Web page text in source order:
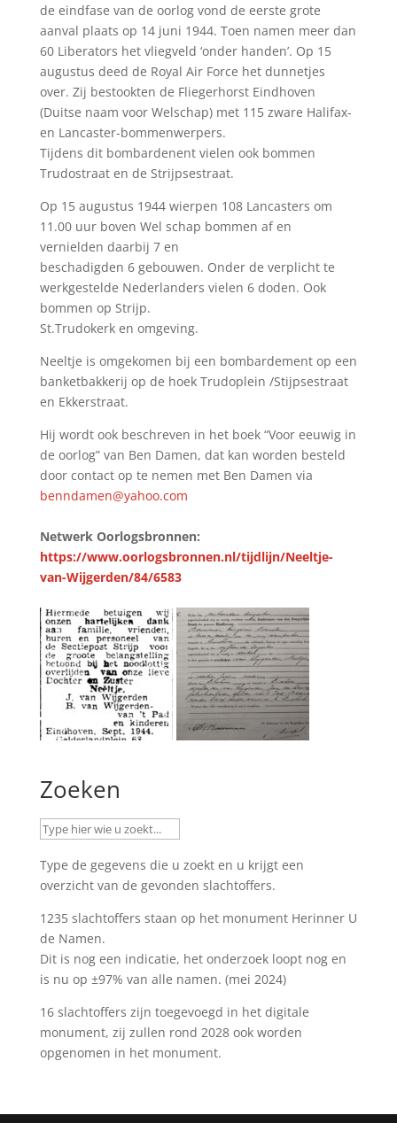
de eindfase van de oorlog vond de eerste grote
aanval plaats op 14 juni 1944. Toen namen meer dan
60 Liberators het vliegveld ‘onder handen’. Op 15
augustus deed de Royal Air Force het dunnetjes
over. Zij bestookten de Fliegerhorst Eindhoven
(Duitse naam voor Welschap) met 115 zware Halifax-
en Lancaster-bommenwerpers.
Tijdens dit bombardenent vielen ook bommen
Trudostraat en de Strijpsestraat.
Op 15 augustus 1944 wierpen 108 Lancasters om
11.00 uur boven Wel schap bommen af en
vernielden daarbij 7 en
beschadigden 6 gebouwen. Onder de verplicht te
werkgestelde Nederlanders vielen 6 doden. Ook
bommen op Strijp.
St.Trudokerk en omgeving.
Neeltje is omgekomen bij een bombardement op een
banketbakkerij op de hoek Trudoplein /Stijpsestraat
en Ekkerstraat.
Hij wordt ook beschreven in het boek “Voor eeuwig in
de oorlog” van Ben Damen, dat kan worden besteld
door contact op te nemen met Ben Damen via
benndamen@yahoo.com
Netwerk Oorlogsbronnen:
https://www.oorlogsbronnen.nl/tijdlijn/Neeltje-
van-Wijgerden/84/6583
Zoeken
Type de gegevens die u zoekt en u krijgt een
overzicht van de gevonden slachtoffers.
1235 slachtoffers staan op het monument Herinner U
de Namen.
Dit is nog een indicatie, het onderzoek loopt nog en
is nu op ±97% van alle namen. (mei 2024)
16 slachtoffers zijn toegevoegd in het digitale
monument, zij zullen rond 2028 ook worden
opgenomen in het monument.